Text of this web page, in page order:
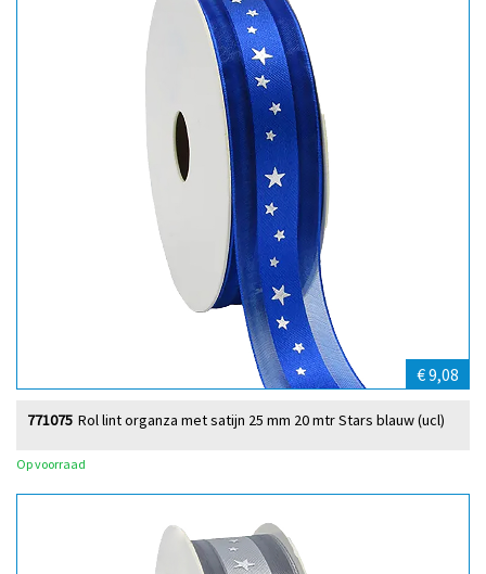
€ 9,08
Rol lint organza met satijn 25 mm 20 mtr Stars blauw (ucl)
771075
Op voorraad